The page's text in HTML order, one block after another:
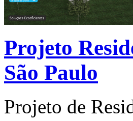
Projeto
São Paulo
Projeto de